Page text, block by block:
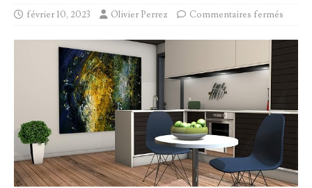
février 10, 2023 Olivier Perrez Commentaires fermés